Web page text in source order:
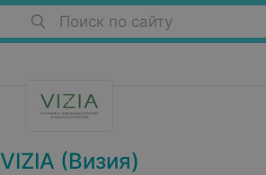
Поиск по сайту
VIZIA (Визия)